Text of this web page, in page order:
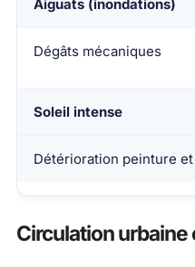
Aiguats (inondations)
Dégâts mécaniques
Soleil intense
Détérioration peinture
Circulation